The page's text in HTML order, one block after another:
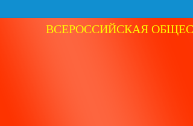
ВСЕРОССИЙСКАЯ